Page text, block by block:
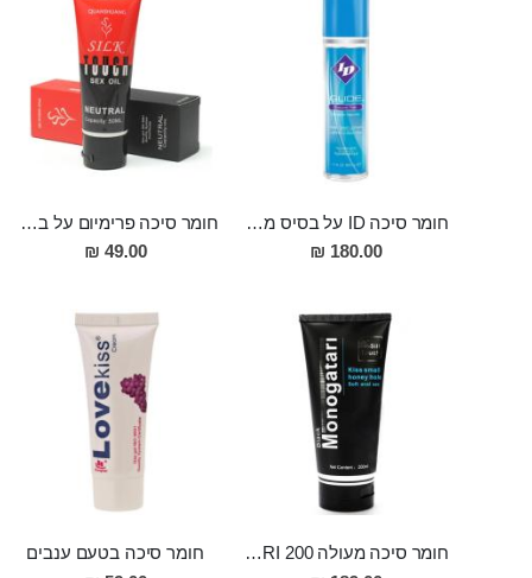
חומר סיכה ID על בסיס מים 500 מ"ל ID GLIDE
180.00 ₪
חומר סיכה פרימיום על בסיס מים
49.00 ₪
חומר סיכה מעולה MONOGATARI 200 מ"ל לאנאלי
חומר סיכה בטעם ענבים